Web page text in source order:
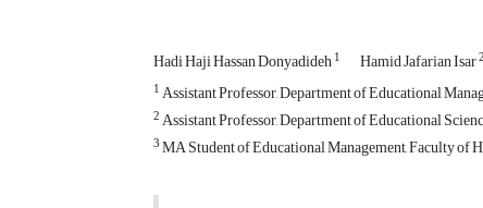
Hadi Haji Hassan Donyadideh1 Hamid Jafarian Isar2
1Assistant Professor, Department of Educational
2Assistant Professor, Department of Educational
3MA Student of Educational Management, Faculty of